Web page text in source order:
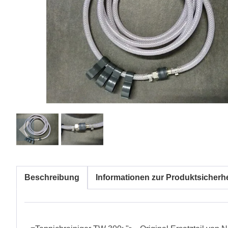
Beschreibung Informationen zur